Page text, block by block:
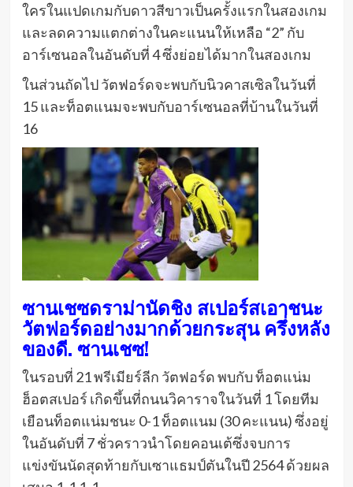
ใครในแปดเกมกับดาวสีขาวเป็นครั้งแรกในสองเกม
และลดความแตกต่างในคะแนนให้เหลือ “2” กับ
อาร์เซนอลในอันดับที่ 4 ซึ่งย่อยได้มากในสองเกม
ในส่วนถัดไป วัตฟอร์ดจะพบกับนิวคาสเซิลในวันที่
15 และท็อตแนมจะพบกับอาร์เซนอลที่บ้านในวันที่
16
ซานเชซดราม่านัดชิง สเปอร์สเอาชนะ
วัตฟอร์ดอย่างมากด้วยกระสุน ครึ่งหลัง
ของดี. ซานเชซ!
ในรอบที่ 21 พรีเมียร์ลีก วัตฟอร์ด พบกับ ท็อตแน่ม
ฮ็อตสเปอร์ เกิดขึ้นที่ถนนวิคาราจในวันที่ 1 โดยทีม
เยือนท็อตแน่มชนะ 0-1 ท็อตแนม (30 คะแนน) ซึ่งอยู่
ในอันดับที่ 7 ชั่วคราวนำโดยคอนเต้ซึ่งจบการ
แข่งขันนัดสุดท้ายกับเซาแธมป์ตันในปี 2564 ด้วยผล